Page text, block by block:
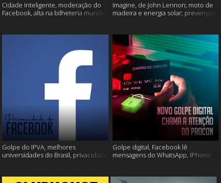
Cidade Inteligente, moderação do
Facebook, alta na bilheteria mundial
Imagine, de John Lennon; moto de
madeira e energia solar; prevenção
Golpe do IPVA, melhores
universidades do Brasil, privacidade
Golpe digital, Facebook lê
mensagens do WhatsApp, IPhone